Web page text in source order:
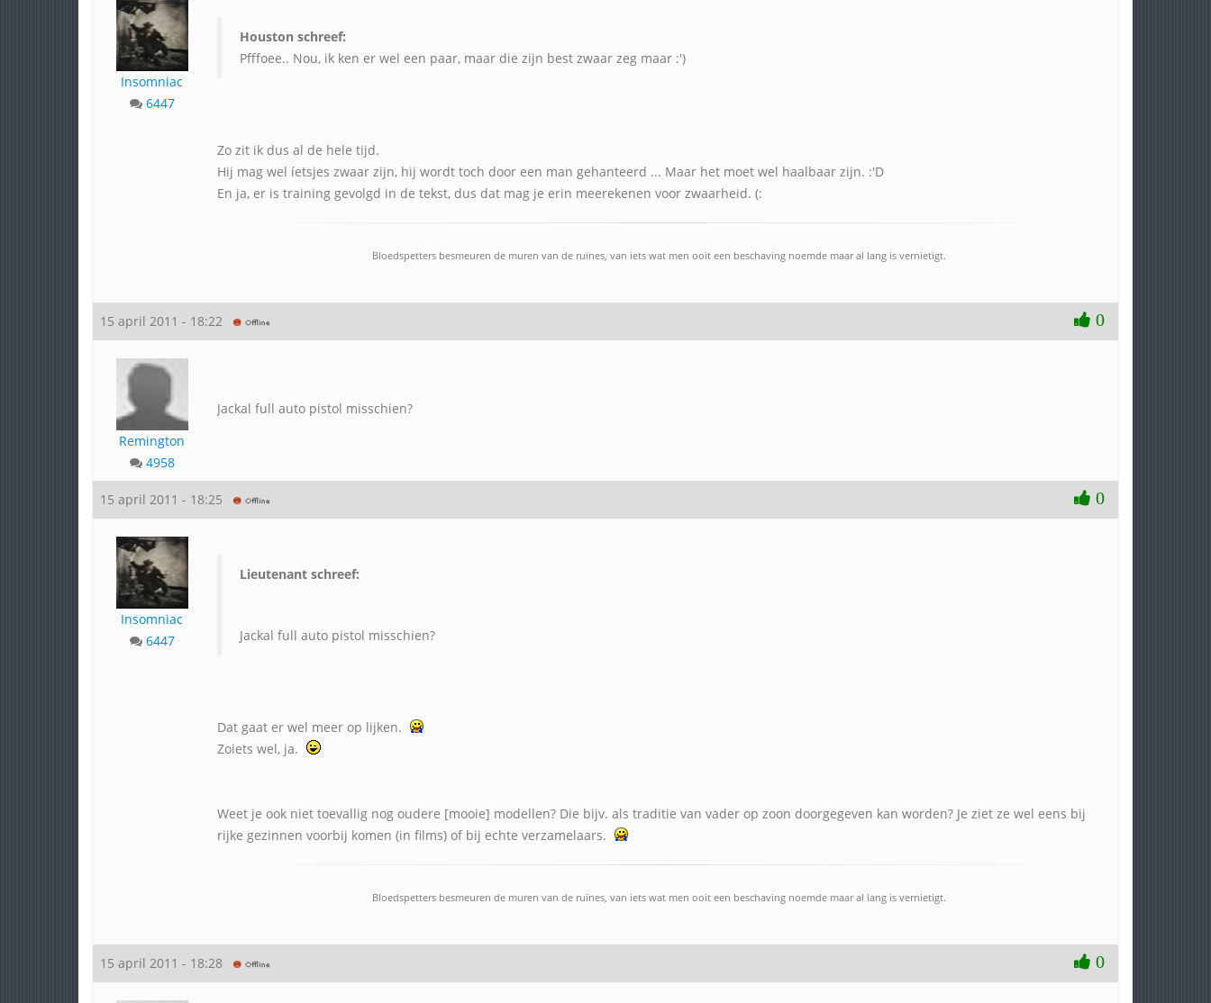
Insomniac
6447
Houston schreef:
Pfffoee.. Nou, ik ken er wel een paar, maar die zijn best zwaar zeg maar :')
Zo zit ik dus al de hele tijd.
Hij mag wel íetsjes zwaar zijn, hij wordt toch door een man gehanteerd ... Maar het moet wel haalbaar zijn. :'D
En ja, er is training gevolgd in de tekst, dus dat mag je erin meerekenen voor zwaarheid. (:
Bloedspetters besmeuren de muren van de ruïnes, van iets wat men ooit een beschaving noemde maar al lang is vernietigt.
15 april 2011 - 18:22 0
Remington
4958
Jackal full auto pistol misschien?
15 april 2011 - 18:25 0
Insomniac
6447
Lieutenant schreef:
Jackal full auto pistol misschien?
Dat gaat er wel meer op lijken.
Zoiets wel, ja.
Weet je ook niet toevallig nog oudere [mooie] modellen? Die bijv. als traditie van vader op zoon doorgegeven kan worden? Je ziet ze wel eens bij
rijke gezinnen voorbij komen (in films) of bij echte verzamelaars.
Bloedspetters besmeuren de muren van de ruïnes, van iets wat men ooit een beschaving noemde maar al lang is vernietigt.
15 april 2011 - 18:28 0